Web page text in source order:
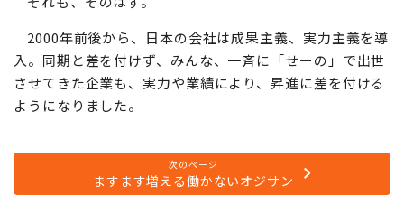
2000年前後から、日本の会社は成果主義、実力主義を導
入。同期と差を付けず、みんな、一斉に「せーの」で出世
させてきた企業も、実力や業績により、昇進に差を付ける
ようになりました。
次のページ
ますます増える働かないオジサン